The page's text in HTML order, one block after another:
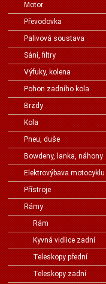
Motor
Převodovka
Palivová soustava
Sání, filtry
Výfuky, kolena
Pohon zadního kola
Brzdy
Kola
Pneu, duše
Bowdeny, lanka, náhony
Elektrovýbava motocyklu
Přístroje
Rámy
Rám
Kyvná vidlice zadní
Teleskopy přední
Teleskopy zadní